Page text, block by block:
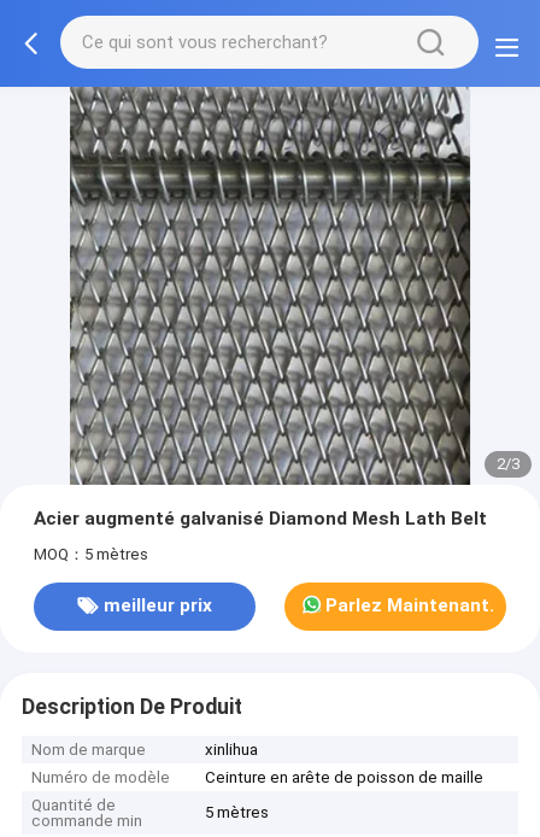
2/3
Acier augmenté galvanisé Diamond Mesh Lath Belt
MOQ：5 mètres
meilleur prix Parlez Maintenant.
Description De Produit
Nom de marque
xinlihua
Numéro de modèle
Ceinture en arête de poisson de maille
Quantité de
commande min
5 mètres